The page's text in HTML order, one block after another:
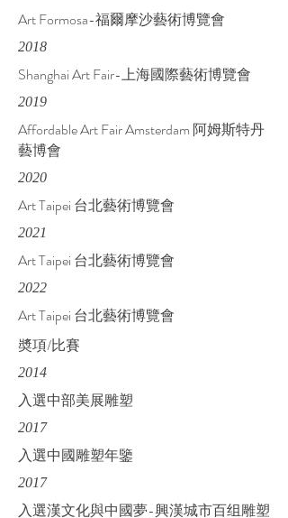
Art Formosa-福爾摩沙藝術博覽會
2018
Shanghai Art Fair-上海國際藝術博覽會
2019
Affordable Art Fair Amsterdam 阿姆斯特丹
藝博會
2020
Art Taipei 台北藝術博覽會
2021
Art Taipei 台北藝術博覽會
2022
Art Taipei 台北藝術博覽會
奬項/比賽
2014
入選中部美展雕塑
2017
入選中國雕塑年鑒
2017
入選漢文化與中國夢-興漢城市百组雕塑